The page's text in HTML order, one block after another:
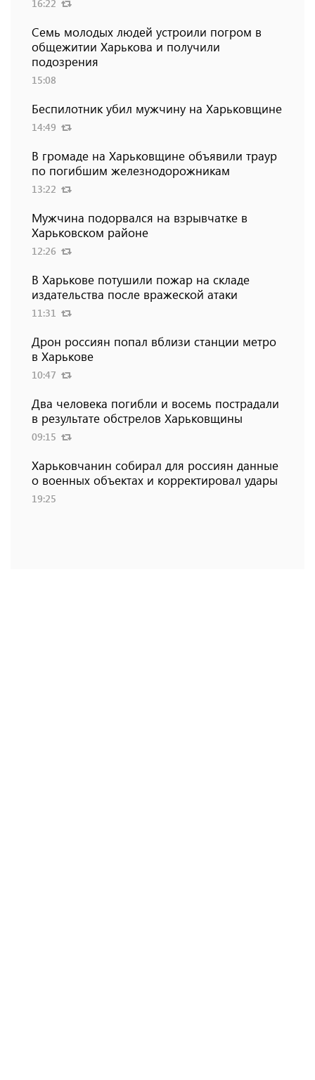
16:22
Семь молодых людей устроили погром в
общежитии Харькова и получили
подозрения
15:08
Беспилотник убил мужчину на Харьковщине
14:49
В громаде на Харьковщине объявили траур
по погибшим железнодорожникам
13:22
Мужчина подорвался на взрывчатке в
Харьковском районе
12:26
В Харькове потушили пожар на складе
издательства после вражеской атаки
11:31
Дрон россиян попал вблизи станции метро
в Харькове
10:47
Два человека погибли и восемь пострадали
в результате обстрелов Харьковщины
09:15
Харьковчанин собирал для россиян данные
о военных объектах и ​​корректировал удары
19:25